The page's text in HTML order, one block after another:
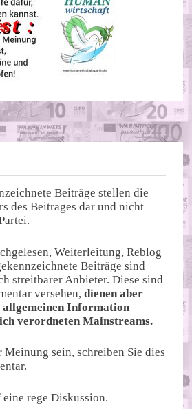
Beiträge stellen die
des Beitrages dar und nicht
Weiterleitung, Reblog
Beiträge sind
streitbarer Anbieter. Diese sind
versehen,dienen aber
allgemeinen Information
verordneten Mainstreams.
Meinung sein, schreiben Sie dies
rege Diskussion.